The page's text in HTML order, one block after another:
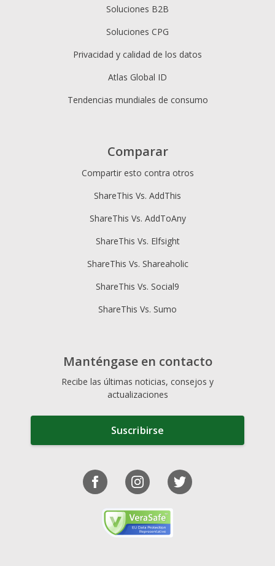
Soluciones B2B
Soluciones CPG
Privacidad y calidad de los datos
Atlas Global ID
Tendencias mundiales de consumo
Comparar
Compartir esto contra otros
ShareThis Vs. AddThis
ShareThis Vs. AddToAny
ShareThis Vs. Elfsight
ShareThis Vs. Shareaholic
ShareThis Vs. Social9
ShareThis Vs. Sumo
Manténgase en contacto
Recibe las últimas noticias, consejos y
actualizaciones
Suscribirse